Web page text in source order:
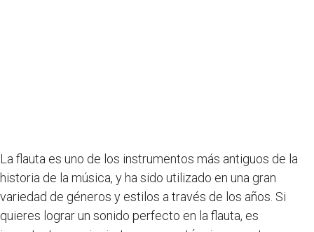
La flauta es uno de los instrumentos más antiguos de la
historia de la música, y ha sido utilizado en una gran
variedad de géneros y estilos a través de los años. Si
quieres lograr un sonido perfecto en la flauta, es